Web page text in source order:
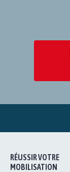
RÉUSSIR VOTRE
MOBILISATION